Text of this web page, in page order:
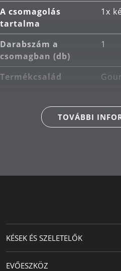
A csomagolás
tartalma
1x
Darabszám a
csomagban (db)
1
Termékcsalád
Hossz (cm)
19
TOVÁBBI
KÉSEK ÉS SZELETELŐK
EVŐESZKÖZ